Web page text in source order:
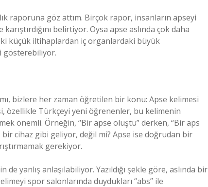
raporuna göz attım. Birçok rapor, insanların apseyi
belirtiyor. Oysa apse aslında çok daha
küçük iltihaplardan iç organlardaki büyük
gösterebiliyor.
bizlere her zaman öğretilen bir konu: Apse kelimesi
özellikle Türkçeyi yeni öğrenenler, bu kelimenin
önemli. Örneğin, “Bir apse oluştu” derken, “Bir aps
cihaz gibi geliyor, değil mi? Apse ise doğrudan bir
gerekiyor.
yanlış anlaşılabiliyor. Yazıldığı şekle göre, aslında bir
spor salonlarında duydukları “abs” ile